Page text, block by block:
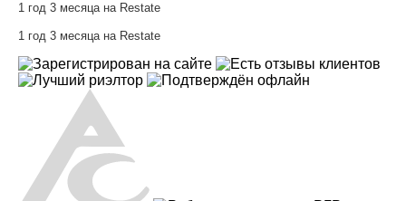
1 год 3 месяца на Restate
1 год 3 месяца на Restate